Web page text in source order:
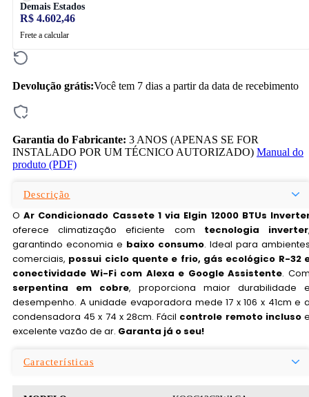
Demais Estados
R$ 4.602,46
Frete a calcular
Devolução grátis:Você tem 7 dias a partir da data de recebimento
Garantia do Fabricante: 3 ANOS (APENAS SE FOR
INSTALADO POR UM TÉCNICO AUTORIZADO) Manual do
produto (PDF)
Descrição
OAr Condicionado Cassete 1 via Elgin 12000 BTUs
oferece climatização eficiente com tecnologia inverter
garantindo economia e baixo consumo. Ideal para
comerciais, possui ciclo quente e frio, gás ecológico R-32
conectividade Wi-Fi com Alexa e Google Assistente.
serpentina em cobre, proporciona maior durabilidade
desempenho. A unidade evaporadora mede 17 x 106 x 41cm e
condensadora 45 x 74 x 28cm. Fácil controle remoto incluso
excelente vazão de ar. Garanta já o seu!
Características